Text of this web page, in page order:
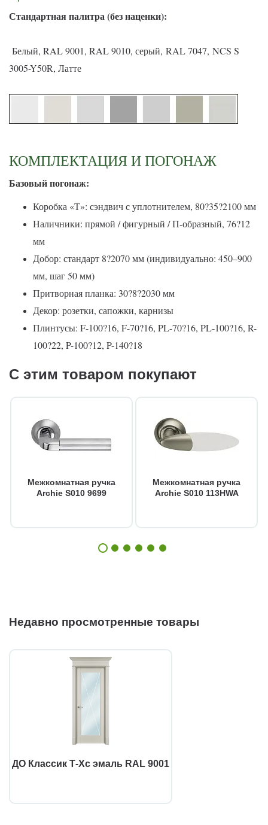
Стандартная палитра (без наценки):
Белый, RAL 9001, RAL 9010, серый, RAL 7047, NCS S
3005-Y50R, Латте
КОМПЛЕКТАЦИЯ И ПОГОНАЖ
Базовый погонаж:
Коробка «Т»: сэндвич с уплотнителем, 80?35?2100 мм
Наличники: прямой / фигурный / П-образный, 76?12
мм
Добор: стандарт 8?2070 мм (индивидуально: 450–900
мм, шаг 50 мм)
Притворная планка: 30?8?2030 мм
Декор: розетки, сапожки, карнизы
Плинтусы: F-100?16, F-70?16, PL-70?16, PL-100?16, R-
100?22, P-100?12, P-140?18
С этим товаром покупают
Межкомнатная ручка
Archie S010 9699
Межкомнатная ручка
Archie S010 113HWA
Недавно просмотренные товары
ДО Классик Т-Хс эмаль RAL 9001